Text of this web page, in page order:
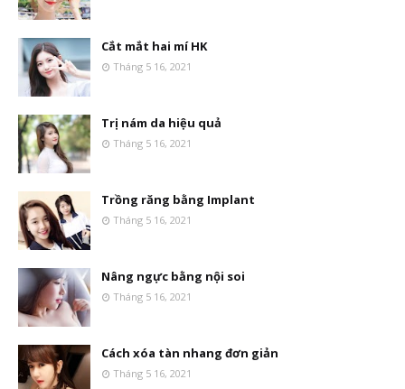
Cắt mắt hai mí HK
Tháng 5 16, 2021
Trị nám da hiệu quả
Tháng 5 16, 2021
Trồng răng bằng Implant
Tháng 5 16, 2021
Nâng ngực bằng nội soi
Tháng 5 16, 2021
Cách xóa tàn nhang đơn giản
Tháng 5 16, 2021